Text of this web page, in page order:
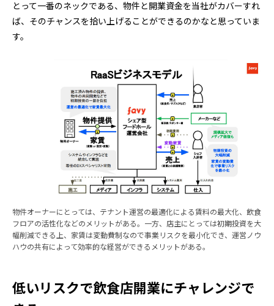
とって一番のネックである、物件と開業資金を当社がカバーすれ
ば、そのチャンスを拾い上げることができるのかなと思っていま
す。
物件オーナーにとっては、テナント運営の最適化による賃料の最大化、飲食
フロアの活性化などのメリットがある。一方、店主にとっては初期投資を大
幅削減できる上、家賃は変動費制なので事業リスクを最小化でき、運営ノウ
ハウの共有によって効率的な経営ができるメリットがある。
低いリスクで飲食店開業にチャレンジで